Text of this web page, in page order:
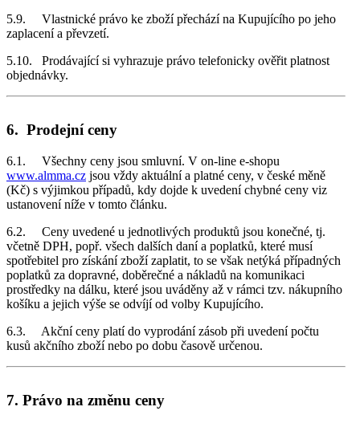
5.9. Vlastnické právo ke zboží přechází na Kupujícího po jeho
zaplacení a převzetí.
5.10. Prodávající si vyhrazuje právo telefonicky ověřit platnost
objednávky.
6. Prodejní ceny
6.1. Všechny ceny jsou smluvní. V on-line e-shopu
www.almma.cz jsou vždy aktuální a platné ceny, v české měně
(Kč) s výjimkou případů, kdy dojde k uvedení chybné ceny viz
ustanovení níže v tomto článku.
6.2. Ceny uvedené u jednotlivých produktů jsou konečné, tj.
včetně DPH, popř. všech dalších daní a poplatků, které musí
spotřebitel pro získání zboží zaplatit, to se však netýká případných
poplatků za dopravné, doběrečné a nákladů na komunikaci
prostředky na dálku, které jsou uváděny až v rámci tzv. nákupního
košíku a jejich výše se odvíjí od volby Kupujícího.
6.3. Akční ceny platí do vyprodání zásob při uvedení počtu
kusů akčního zboží nebo po dobu časově určenou.
7. Právo na změnu ceny